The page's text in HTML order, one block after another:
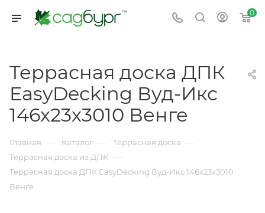
0
Террасная доска ДПК
EasyDecking Вуд-Икс
146х23х3010 Венге
Главная — Каталог — Террасная доска —
Террасная доска из ДПК —
Террасная доска ДПК EasyDecking Вуд-Икс 146х23х3010
Венге